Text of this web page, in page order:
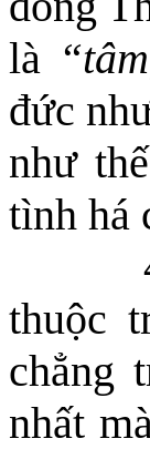
là
đức
như
tình há
thuộc
chẳng
nhất